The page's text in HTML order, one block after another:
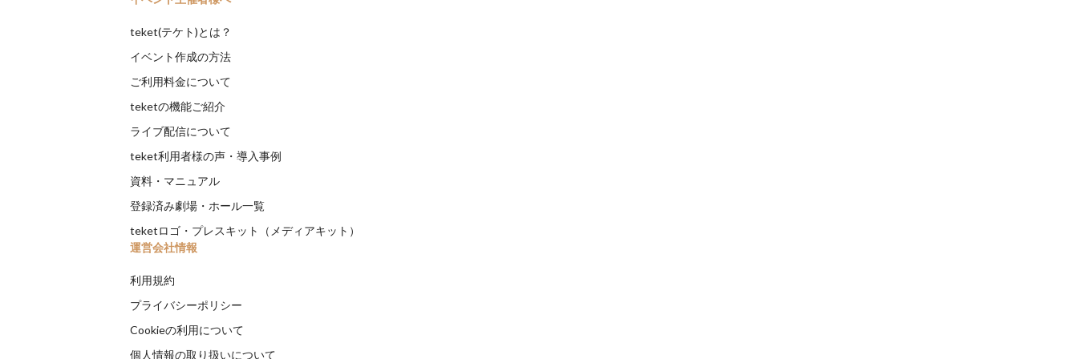
teket(テケト)とは？
イベント作成の方法
ご利用料金について
teketの機能ご紹介
ライブ配信について
teket利用者様の声・導入事例
資料・マニュアル
登録済み劇場・ホール一覧
teketロゴ・プレスキット（メディアキット）
運営会社情報
利用規約
プライバシーポリシー
Cookieの利用について
個人情報の取り扱いについて